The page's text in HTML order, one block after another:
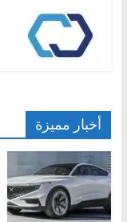
أخبار مميزة